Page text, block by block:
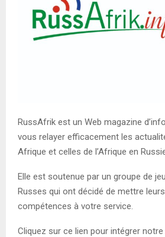
RussAfrik est un Web magazine
vous relayer efficacement les
Afrique et celles de l’Afrique en
Elle est soutenue par un groupe de
Russes qui ont décidé de mettre
compétences à votre service.
Cliquez sur ce lien pour intégrer